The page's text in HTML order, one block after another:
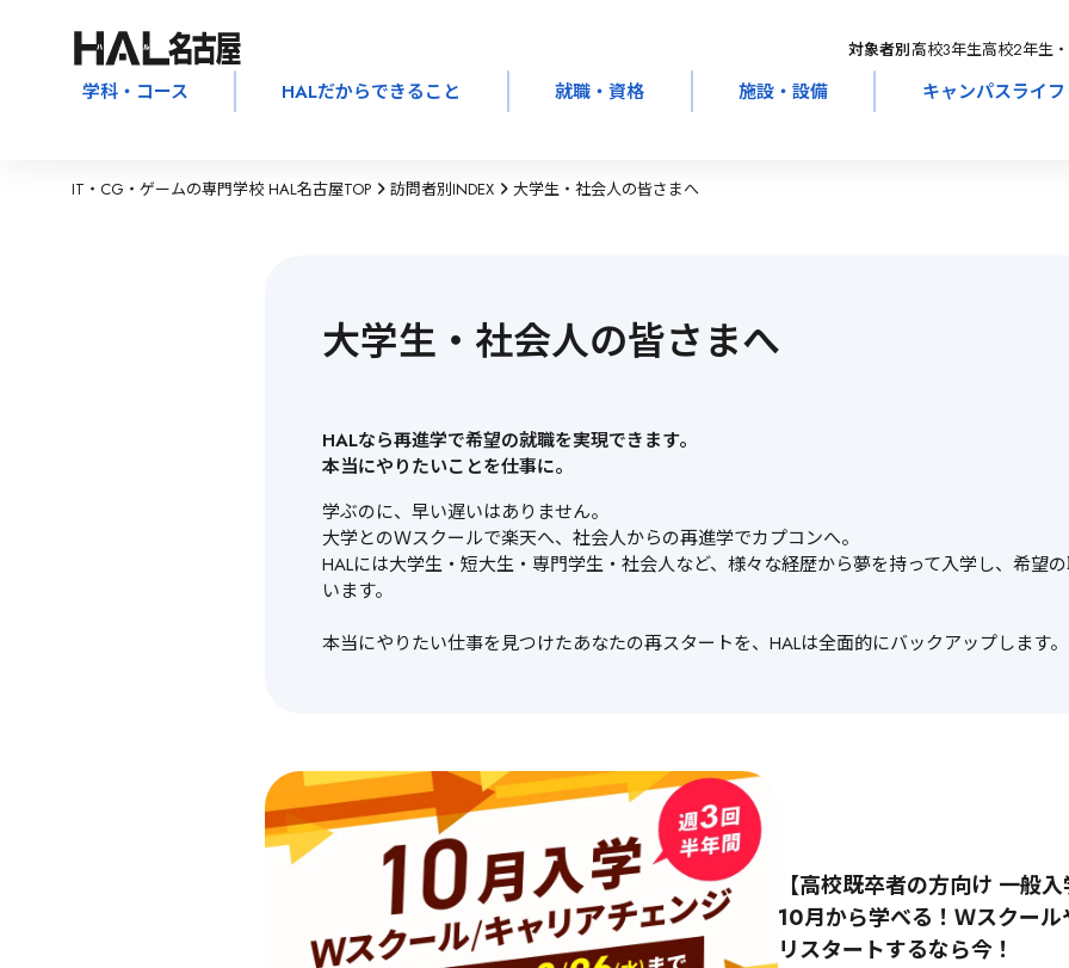
対象者別：高校3年生高校2年生
学科・コース HALだからできること 就職・資格 施設・設備 キャンパスライフ
IT・CG・ゲームの専門学校 HAL名古屋TOP 訪問者別INDEX 大学生・社会人の皆さまへ
大学生・社会人の皆さまへ
HALなら再進学で希望の就職を実現できます。
本当にやりたいことを仕事に。
学ぶのに、早い遅いはありません。
大学とのＷスクールで楽天へ、社会人からの再進学でカプコンへ。
HALには大学生・短大生・専門学生・社会人など、様々な経歴から夢を持って入学し、希望
います。
本当にやりたい仕事を見つけたあなたの再スタートを、HALは全面的にバックアップします。
【高校既卒者の方向け 一般入
10月から学べる！Ｗスクール
リスタートするなら今！